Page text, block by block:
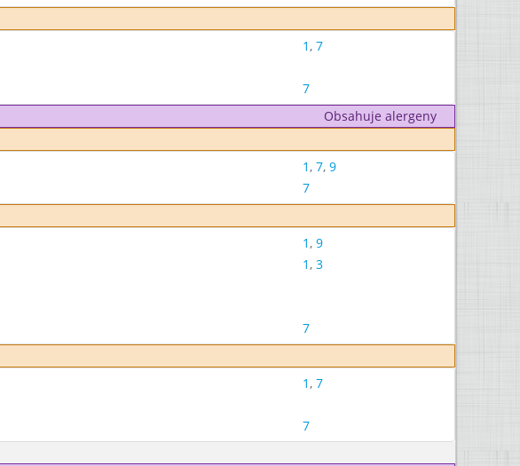
1, 7
7
Obsahuje alergeny
1, 7, 9
7
1, 9
1, 3
7
1, 7
7